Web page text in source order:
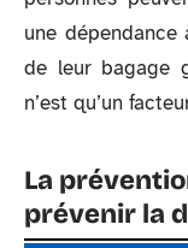
une
de leur bagage
n’est qu’un
La
prévenir la